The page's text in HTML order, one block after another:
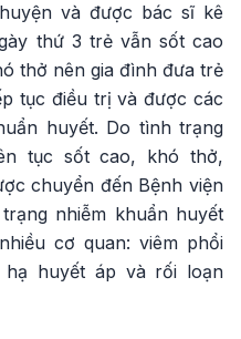
và được bác sĩ kê
thứ 3 trẻ vẫn sốt cao
thở nên gia đình đưa trẻ
tục điều trị và được các
huyết. Do tình trạng
tục sốt cao, khó thở,
chuyển đến Bệnh viện
nhiễm khuẩn huyết
cơ quan: viêm phổi
hạ huyết áp và rối loạn